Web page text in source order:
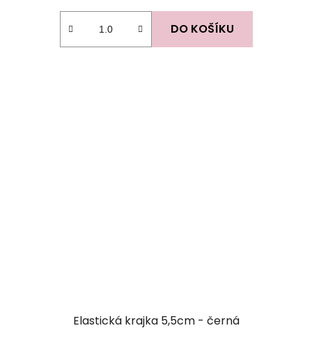
DO KOŠÍKU
Elastická krajka 5,5cm - černá